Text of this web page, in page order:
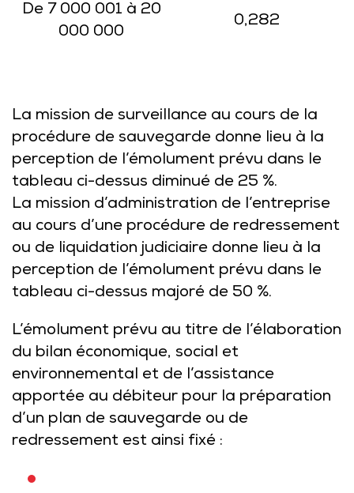
De 7 000 001 à 20
000 000
0,282
La mission de surveillance au cours de la
procédure de sauvegarde donne lieu à la
perception de l’émolument prévu dans le
tableau ci-dessus diminué de 25 %.
La mission d’administration de l’entreprise
au cours d’une procédure de redressement
ou de liquidation judiciaire donne lieu à la
perception de l’émolument prévu dans le
tableau ci-dessus majoré de 50 %.
L’émolument prévu au titre de l’élaboration
du bilan économique, social et
environnemental et de l’assistance
apportée au débiteur pour la préparation
d’un plan de sauvegarde ou de
redressement est ainsi fixé :